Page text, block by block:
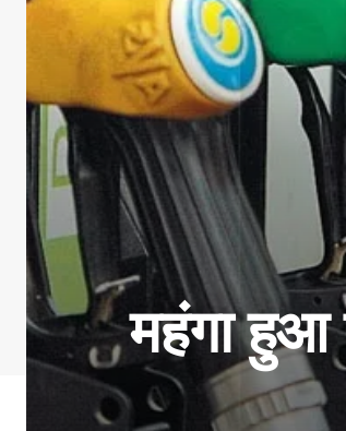
महंगा हुआ